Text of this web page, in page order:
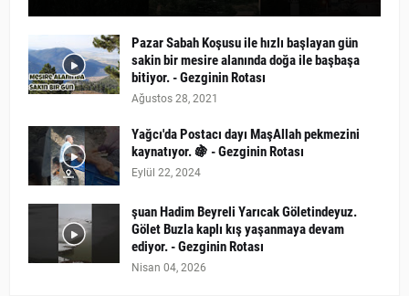
Pazar Sabah Koşusu ile hızlı başlayan gün
sakin bir mesire alanında doğa ile başbaşa
bitiyor. - Gezginin Rotası
Ağustos 28, 2021
Yağcı'da Postacı dayı MaşAllah pekmezini
kaynatıyor. 🍇 - Gezginin Rotası
Eylül 22, 2024
şuan Hadim Beyreli Yarıcak Göletindeyuz.
Gölet Buzla kaplı kış yaşanmaya devam
ediyor. - Gezginin Rotası
Nisan 04, 2026